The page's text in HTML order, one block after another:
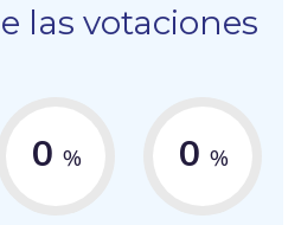
las votaciones
0 % 0 %